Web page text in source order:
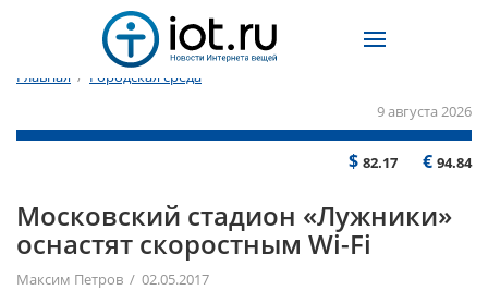
Главная / Городская среда
9 августа 2026
$ 82.17 € 94.84
Московский стадион «Лужники»
оснастят скоростным Wi-Fi
Максим Петров / 02.05.2017